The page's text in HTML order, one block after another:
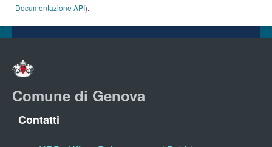
Documentazione API).
Comune di Genova
Contatti